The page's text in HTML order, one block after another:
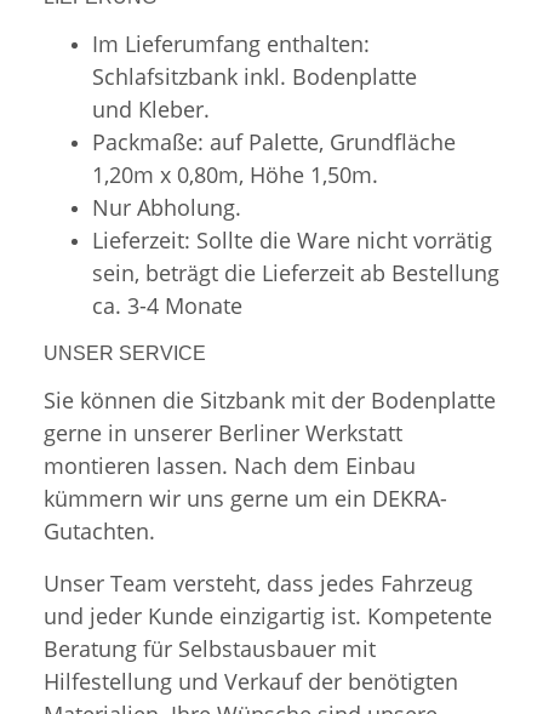
Im Lieferumfang enthalten:
Schlafsitzbank inkl. Bodenplatte
und Kleber.
Packmaße: auf Palette, Grundfläche
1,20m x 0,80m, Höhe 1,50m.
Nur Abholung.
Lieferzeit: Sollte die Ware nicht vorrätig
sein, beträgt die Lieferzeit ab Bestellung
ca. 3-4 Monate
UNSER SERVICE
Sie können die Sitzbank mit der Bodenplatte
gerne in unserer Berliner Werkstatt
montieren lassen. Nach dem Einbau
kümmern wir uns gerne um ein DEKRA-
Gutachten.
Unser Team versteht, dass jedes Fahrzeug
und jeder Kunde einzigartig ist. Kompetente
Beratung für Selbstausbauer mit
Hilfestellung und Verkauf der benötigten